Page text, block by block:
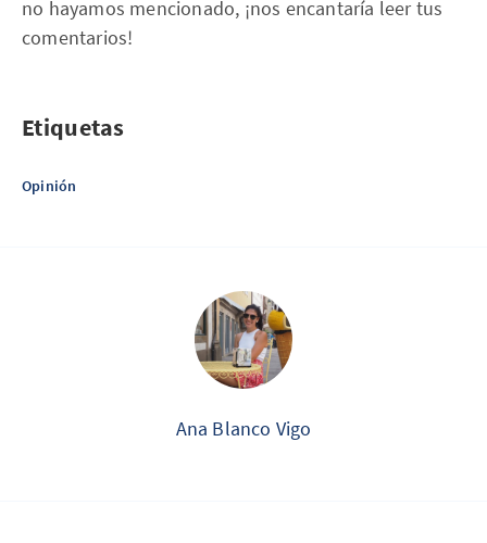
no hayamos mencionado, ¡nos encantaría leer tus
comentarios!
Etiquetas
Opinión
Ana Blanco Vigo